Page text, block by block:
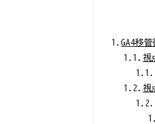
1.GA4移
1.1. 視
1.2. 視